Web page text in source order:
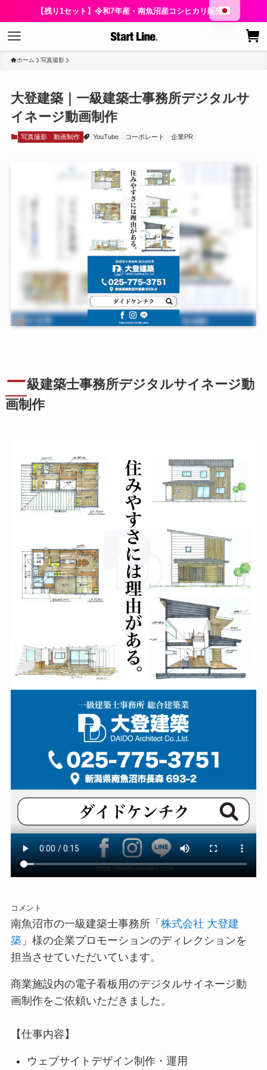
【残り1セット】令和7年産・南魚沼産コシヒカリ販売中
ホーム 写真撮影
大登建築｜一級建築士事務所デジタルサ
イネージ動画制作
写真撮影 動画制作 YouTube コーポレート 企業PR
一級建築士事務所デジタルサイネージ動
画制作
コメント
南魚沼市の一級建築士事務所「 株式会社 大登建
築 」様の企業プロモーションのディレクションを
担当させていただいています。
商業施設内の電子看板用のデジタルサイネージ動
画制作をご依頼いただきました。
【仕事内容】
ウェブサイトデザイン制作・運用